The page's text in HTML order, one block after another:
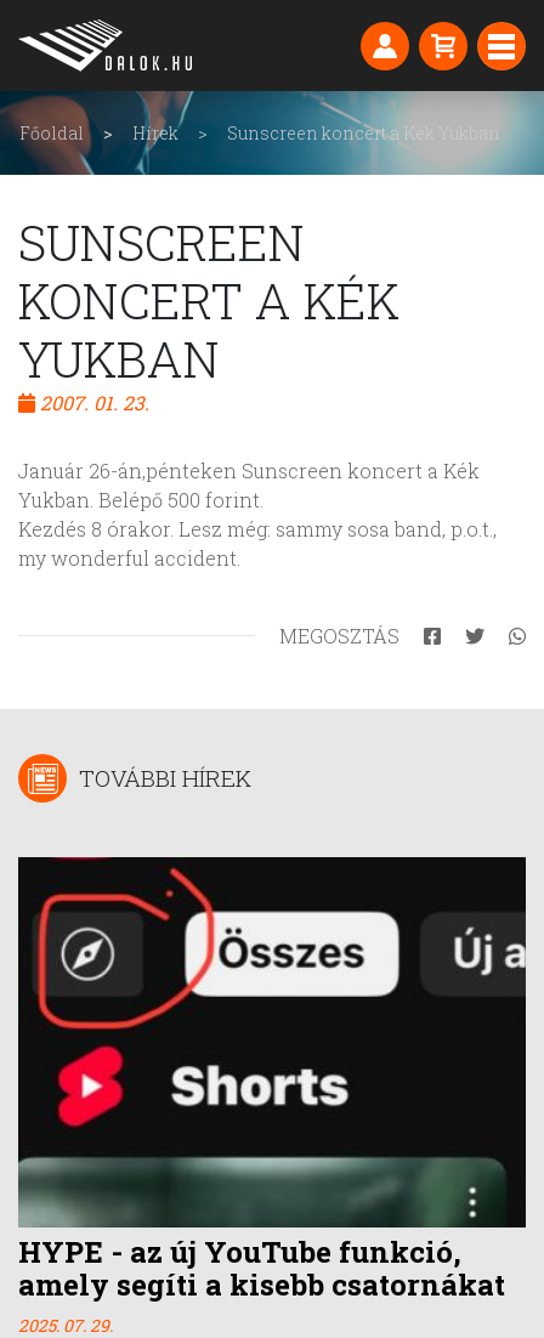
Főoldal Hírek Sunscreen koncert a Kék Yukban
SUNSCREEN
KONCERT A KÉK
YUKBAN
2007. 01. 23.
Január 26-án,pénteken Sunscreen koncert a Kék
Yukban. Belépő 500 forint.
Kezdés 8 órakor. Lesz még: sammy sosa band, p.o.t.,
my wonderful accident.
MEGOSZTÁS
TOVÁBBI HÍREK
HYPE - az új YouTube funkció,
amely segíti a kisebb csatornákat
2025. 07. 29.